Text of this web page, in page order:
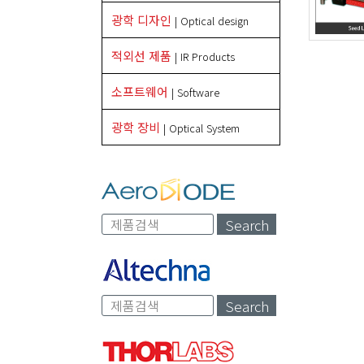
광학 디자인 | Optical design
적외선 제품 | IR Products
소프트웨어 | Software
광학 장비 | Optical System
Search
Search